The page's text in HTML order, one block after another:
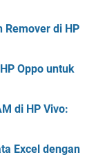
Remover di HP
Oppo untuk
di HP Vivo:
Excel dengan